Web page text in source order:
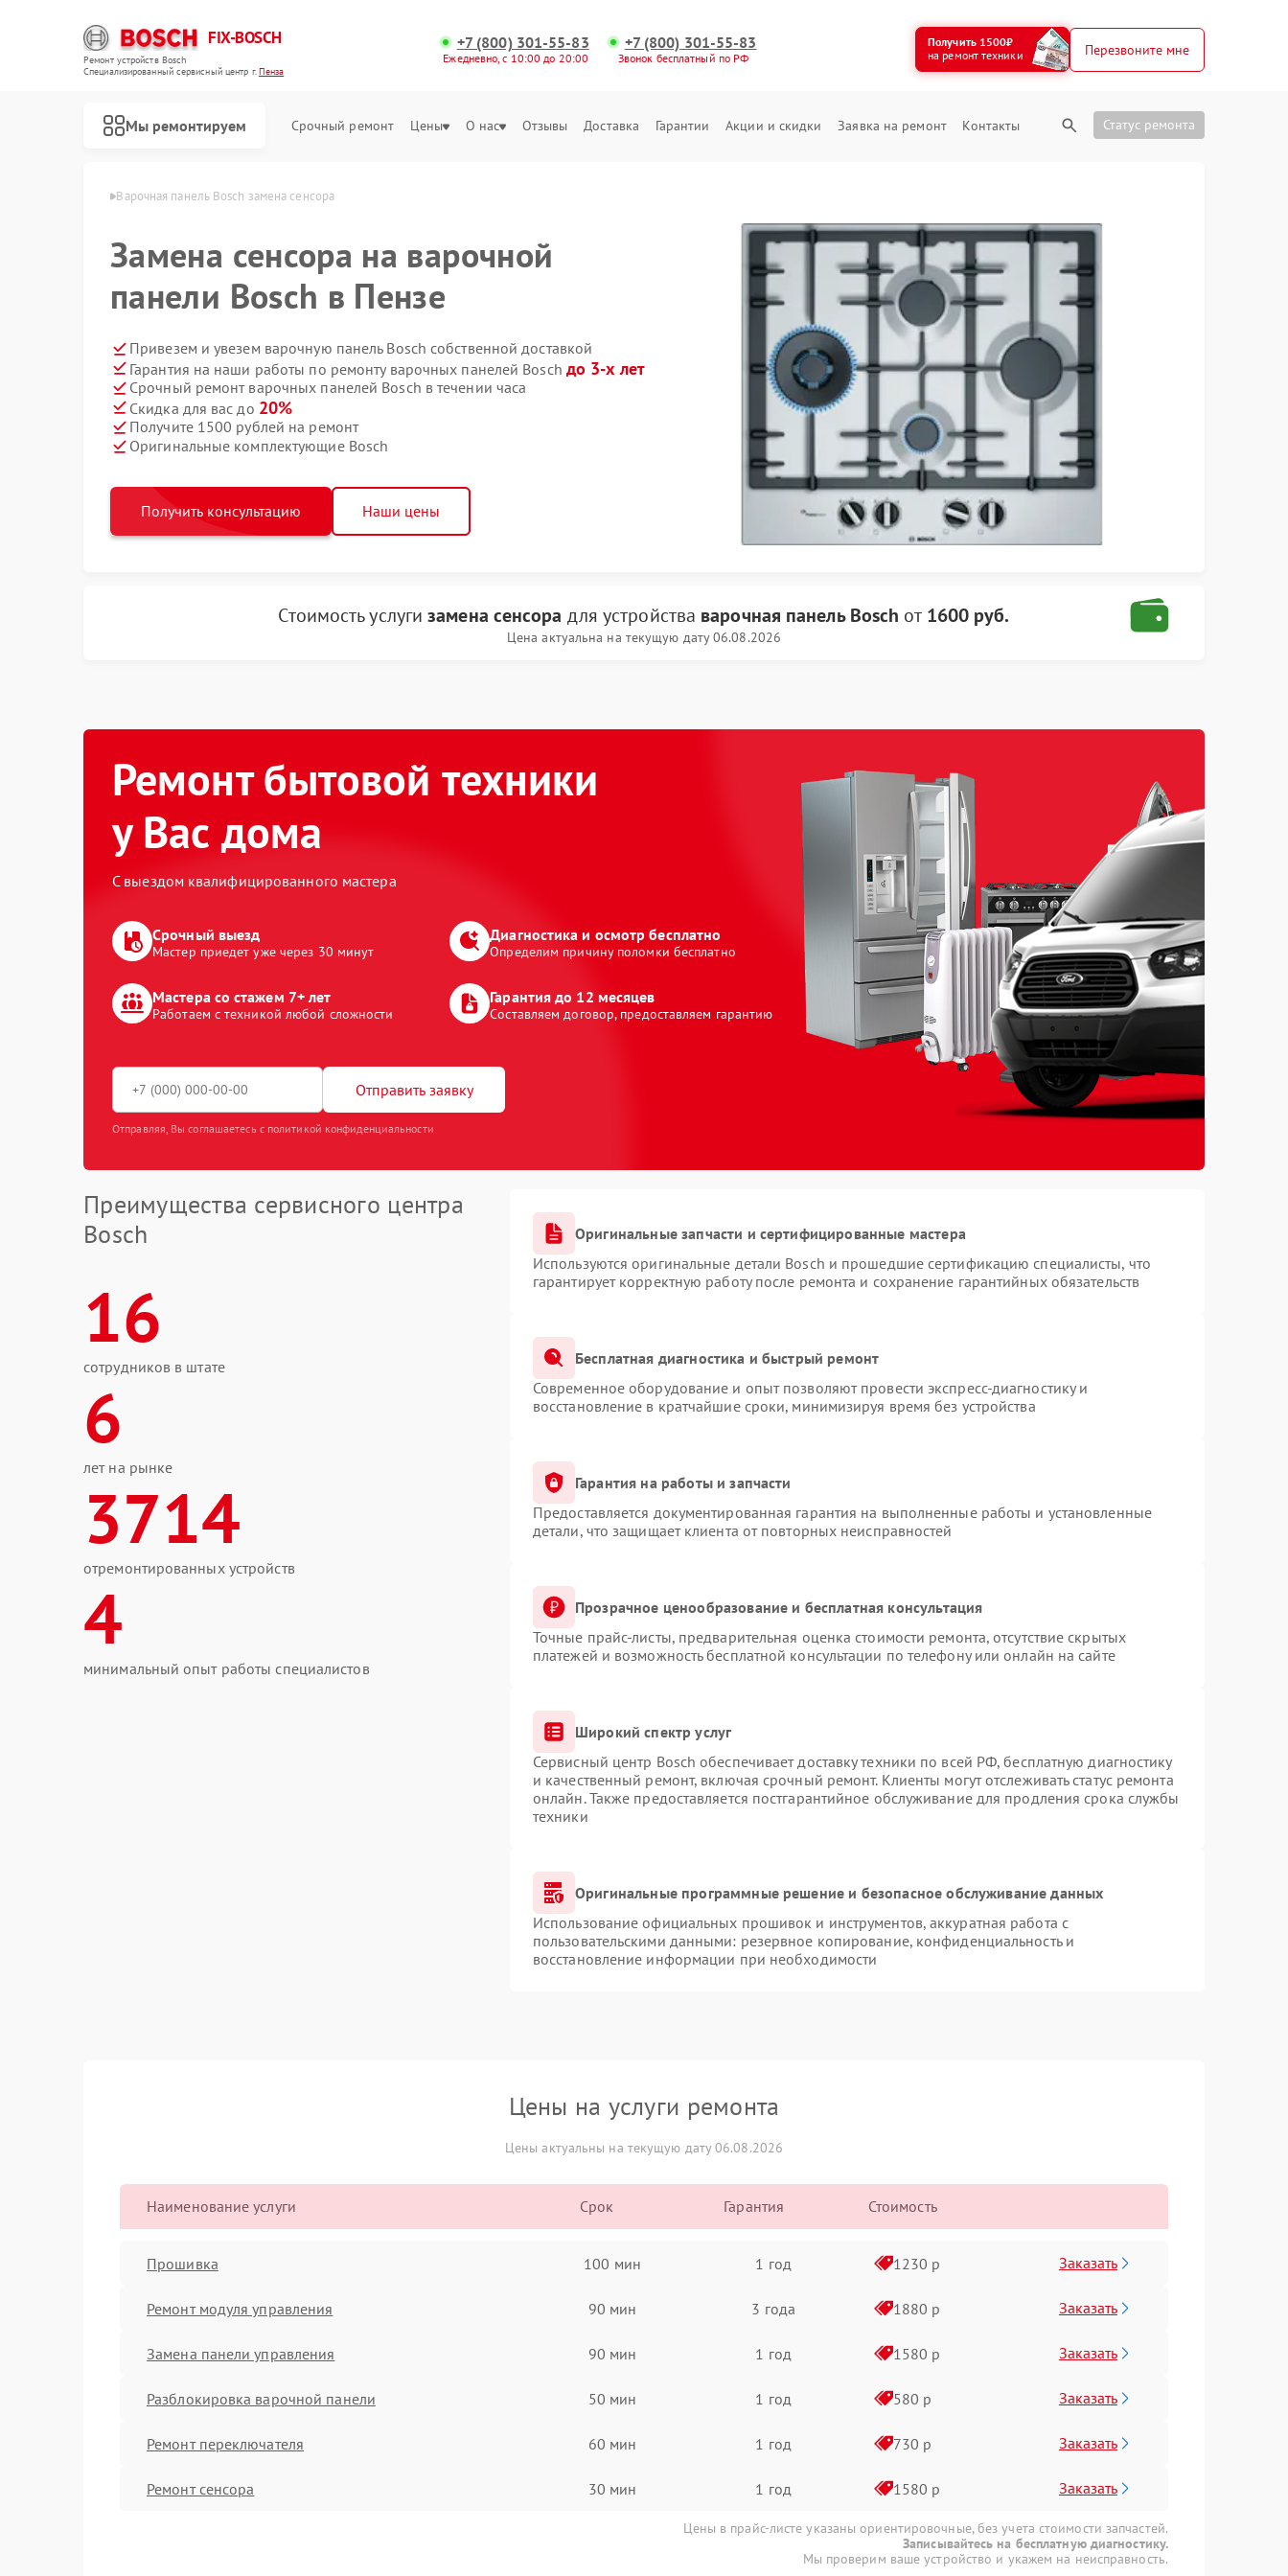
FIX-BOSCH
Ремонт устройств Bosch
Специализированный cервисный центр г.Пенза
+7 (800) 301-55-83
Ежедневно, с 10:00 до 20:00
+7 (800) 301-55-83
Звонок бесплатный по РФ
Получить 1500₽
на ремонт техники
Перезвоните мне
Мы ремонтируем Срочный ремонт Цены О нас Отзывы Доставка Гарантии Акции и скидки Заявка на ремонт Контакты Статус ремонта
Bosch в Пензе Варочная панель Bosch замена сенсора
Замена сенсора на варочной
панели Bosch в Пензе
Привезем и увезем варочную панель Bosch собственной доставкой
Гарантия на наши работы по ремонту варочных панелей Bosch до 3-х лет
Срочный ремонт варочных панелей Bosch в течении часа
Скидка для вас до 20%
Получите 1500 рублей на ремонт
Оригинальные комплектующие Bosch
Получить консультацию Наши цены
Стоимость услугизамена сенсора для устройства варочная панель Bosch от 1600 руб.
Цена актуальна на текущую дату 06.08.2026
Ремонт бытовой техники
у Вас дома
С выездом квалифицированного мастера
Срочный выезд
Мастер приедет уже через 30 минут
Диагностика и осмотр бесплатно
Определим причину поломки бесплатно
Мастера со стажем 7+ лет
Работаем с техникой любой сложности
Гарантия до 12 месяцев
Составляем договор, предоставляем гарантию
Отправить заявку
Отправляя, Вы соглашаетесь с политикой конфиденциальности
Преимущества сервисного центра
Bosch
16
сотрудников в штате
6
лет на рынке
3714
отремонтированных устройств
4
минимальный опыт работы специалистов
Оригинальные запчасти и сертифицированные мастера
Используются оригинальные детали Bosch и прошедшие сертификацию специалисты, что
гарантирует корректную работу после ремонта и сохранение гарантийных обязательств
Бесплатная диагностика и быстрый ремонт
Современное оборудование и опыт позволяют провести экспресс-диагностику и
восстановление в кратчайшие сроки, минимизируя время без устройства
Гарантия на работы и запчасти
Предоставляется документированная гарантия на выполненные работы и установленные
детали, что защищает клиента от повторных неисправностей
Прозрачное ценообразование и бесплатная консультация
Точные прайс-листы, предварительная оценка стоимости ремонта, отсутствие скрытых
платежей и возможность бесплатной консультации по телефону или онлайн на сайте
Широкий спектр услуг
Сервисный центр Bosch обеспечивает доставку техники по всей РФ, бесплатную диагностику
и качественный ремонт, включая срочный ремонт. Клиенты могут отслеживать статус ремонта
онлайн. Также предоставляется постгарантийное обслуживание для продления срока службы
техники
Оригинальные программные решение и безопасное обслуживание данных
Использование официальных прошивок и инструментов, аккуратная работа с
пользовательскими данными: резервное копирование, конфиденциальность и
восстановление информации при необходимости
Цены на услуги ремонта
Цены актуальны на текущую дату 06.08.2026
Наименование услуги Срок Гарантия Стоимость
Прошивка 100 мин 1 год 1230 р Заказать
Ремонт модуля управления 90 мин 3 года 1880 р Заказать
Замена панели управления 90 мин 1 год 1580 р Заказать
Разблокировка варочной панели 50 мин 1 год 580 р Заказать
Ремонт переключателя 60 мин 1 год 730 р Заказать
Ремонт сенсора 30 мин 1 год 1580 р Заказать
Цены в прайс-листе указаны ориентировочные, без учета стоимости запчастей.
Записывайтесь на бесплатную диагностику.
Мы проверим ваше устройство и укажем на неисправность.